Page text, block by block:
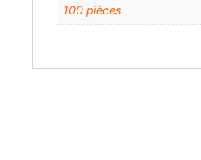
100 pièces